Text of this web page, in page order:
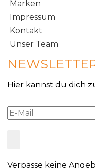
Marken
Impressum
Kontakt
Unser Team
Hier kannst du dich
Verpasse keine